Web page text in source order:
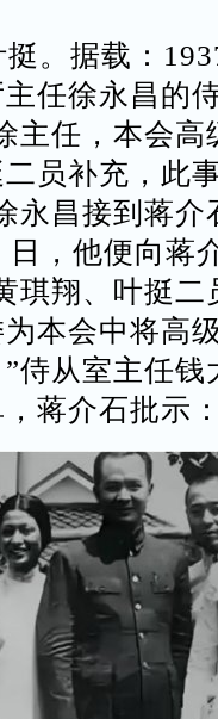
。据载：
任徐永昌的
主任，本会高
员补充，此
永昌接到蒋介
，他便向蒋
琪翔、叶挺二
本会中将高
侍从室主任钱
蒋介石批示